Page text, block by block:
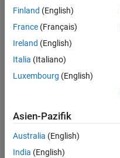
person
a
skill
Finland (English)
France (Français)
Ireland (English)
Italia (Italiano)
Luxembourg (English)
Asien-Pazifik
Australia (English)
India (English)